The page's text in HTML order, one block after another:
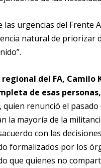
las urgencias del Frente
natural de
del FA, Camilo
de esas
, quien renunció el
la mayoría de la
con las
formalizados por los
que quienes no